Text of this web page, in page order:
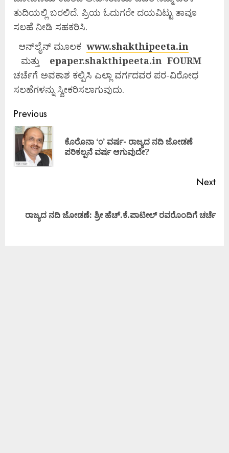
ತುದಿಯಲ್ಲಿ ಬರಲಿದೆ. ಪ್ರಿಯ ಓದುಗರೇ ದಯವಿಟ್ಟು ತಾವೂ
ಸಲಹೆ ನೀಡಿ ಸಹಕರಿಸಿ.
ಆನ್‌ಲೈನ್ ಮೂಲಕ www.shakthipeeta.in
ಮತ್ತು epaper.shakthipeeta.in FOURM
ಚರ್ಚೆಗೆ ಅವಕಾಶ ಕಲ್ಪಿಸಿ ಎಲ್ಲಾ ವರ್ಗದವರ ಪರ-ವಿರೋಧ
ಸಲಹೆಗಳನ್ನು ಸ್ವೀಕರಿಸಲಾಗುವುದು.
Previous
ಕೊರೊನಾ ‘೦’ ವರ್ಷ- ರಾಜ್ಯದ ನದಿ ಜೋಡಣೆ
ಪರಿಕಲ್ಪನೆ ವರ್ಷ ಆಗುವುದೇ?
Next
ರಾಜ್ಯದ ನದಿ ಜೋಡಣೆ: ಶ್ರೀ ಹೆಚ್.ಕೆ.ಪಾಟೀಲ್ ರವರೊಂದಿಗೆ ಚರ್ಚೆ